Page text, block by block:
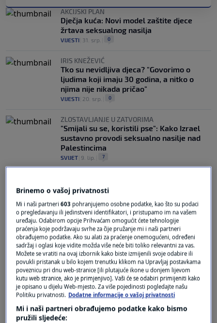
AKCIJSKI PLAN
Dječja kuća: Novi model zaštite djece
žrtava seksualnog nasilja
VIJESTI 31. srp. 0
IRIS KNEŽEVIĆ
Tko su nevidljiva djeca? "Govorimo o
ljudima koji imaju 30 godina, a nitko o
njima nije nikada pričao"
VIJESTI 20. srp. 0
ZLOSTAVLJANJE U ZATVORIMA
"Smijali su se, koristili pse": Kako Izrael
sustavno provodi seksualno nasilje nad
Palestincima
SVIJET 9. lip. 7
Oglas
VIŠE OD 100 PRIJAVA
Veliki skandal sa zlostavljanjem djece u
Francuskoj: Osoblje škole pod istragom
Brinemo o vašoj privatnosti
Mi i naši partneri603 pohranjujemo osobne podatke, kao što su podaci
o pregledavanju ili jedinstveni identifikatori, i pristupamo im na vašem
uređaju. Odabirom opcije Prihvaćam omogućit ćete tehnologije
praćenja koje podržavaju svrhe za čije pružanje mi i naši partneri
obrađujemo podatke. Ako su alati za praćenje onemogućeni, određeni
sadržaj i oglasi koje vidite možda više neće biti toliko relevantni za vas.
Možete se vratiti na ovaj izbornik kako biste izmijenili svoje odabire ili
povukli pristanak u bilo kojem trenutku klikom na Upravljaj postavkama
poveznicu pri dnu web-stranice [ili plutajuće ikone u donjem lijevom
kutu web stranice, ako je primjenjivo]. Vaši će se odabiri primijeniti kako
je opisano u dijelu Web-mjesto. Za više pojedinosti pogledajte našu
Politiku privatnosti. Dodatne informacije o vašoj privatnosti
Mi i naši partneri obrađujemo podatke kako bismo
pružili sljedeće: